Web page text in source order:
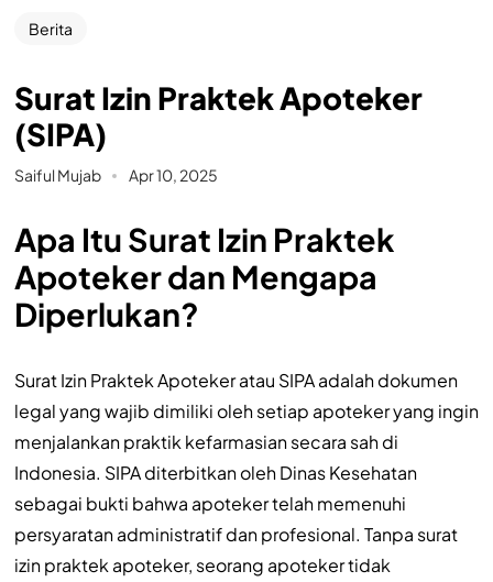
Berita
Surat Izin Praktek Apoteker
(SIPA)
Saiful Mujab Apr 10, 2025
Apa Itu Surat Izin Praktek
Apoteker dan Mengapa
Diperlukan?
Surat Izin Praktek Apoteker atau SIPA adalah dokumen
legal yang wajib dimiliki oleh setiap apoteker yang ingin
menjalankan praktik kefarmasian secara sah di
Indonesia. SIPA diterbitkan oleh Dinas Kesehatan
sebagai bukti bahwa apoteker telah memenuhi
persyaratan administratif dan profesional. Tanpa surat
izin praktek apoteker, seorang apoteker tidak